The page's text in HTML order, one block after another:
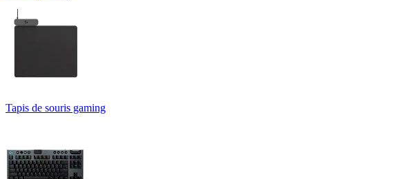
Tapis de souris gaming